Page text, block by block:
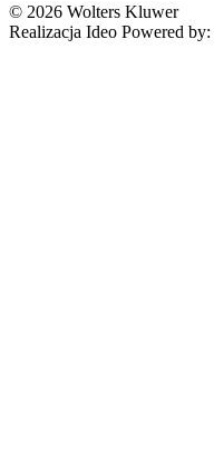
© 2026 Wolters Kluwer
Realizacja Ideo Powered by: